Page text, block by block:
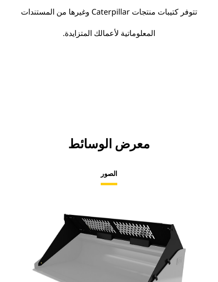
تتوفر كتيبات منتجات Caterpillar وغيرها من المستندات
المعلوماتية لأعمالك المتزايدة.
معرض الوسائط
الصور